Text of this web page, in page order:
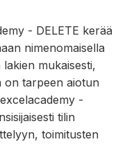
- DELETE kerää
nimenomaisella
mukaisesti,
on tarpeen aiotun
-
tilin
toimitusten